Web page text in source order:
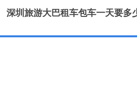
深圳旅游大巴租车包车一天要多